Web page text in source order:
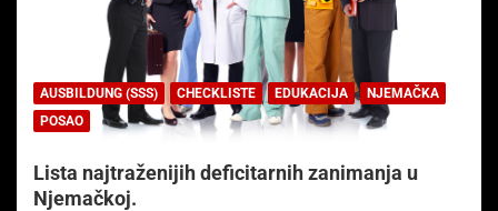
AUSBILDUNG (SSS) CHECKLISTE EDUKACIJA
NJEMAČKA
POSAO
Lista najtraženijih deficitarnih zanimanja u
Njemačkoj.